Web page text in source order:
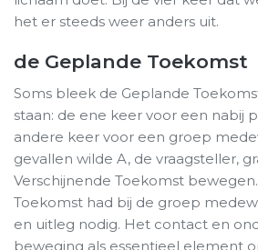
het er steeds weer anders uit.
de Geplande Toekomst
Soms bleek de Geplande
staan: de ene keer voor een nabij
andere keer voor een groep
gevallen wilde A, de vraagsteller,
Verschijnende Toekomst
Toekomst had bij de groep
en uitleg nodig. Het contact en
beweging als essentieel element